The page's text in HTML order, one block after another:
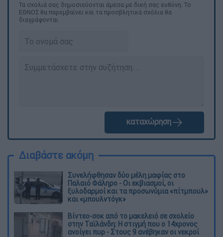
Τα σχολιά σας δημοσιεύονται άμεσα με δική σας ευθύνη. Το
ΕΘΝΟΣ θα παρεμβαίνει και τα προσβλητικά σχόλια θα
διαγράφονται
καταχώρηση
Διαβάστε ακόμη
Συνελήφθησαν δύο μέλη μαφίας στο
Παλαιό Φάληρο - Οι εκβιασμοί, οι
ξυλοδαρμοί και τα προσωνύμια «πίτμπουλ»
και «μπουλντόγκ»
Βίντεο-σοκ από το μακελειό σε σχολείο
στην Ταϊλάνδη: Η στιγμή που ο 14χρονος
ανοίγει πυρ - Στους 9 ανέβηκαν οι νεκροί